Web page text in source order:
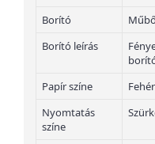
Borító
Borító leírás
Papír színe
Fehér
Nyomtatás
színe